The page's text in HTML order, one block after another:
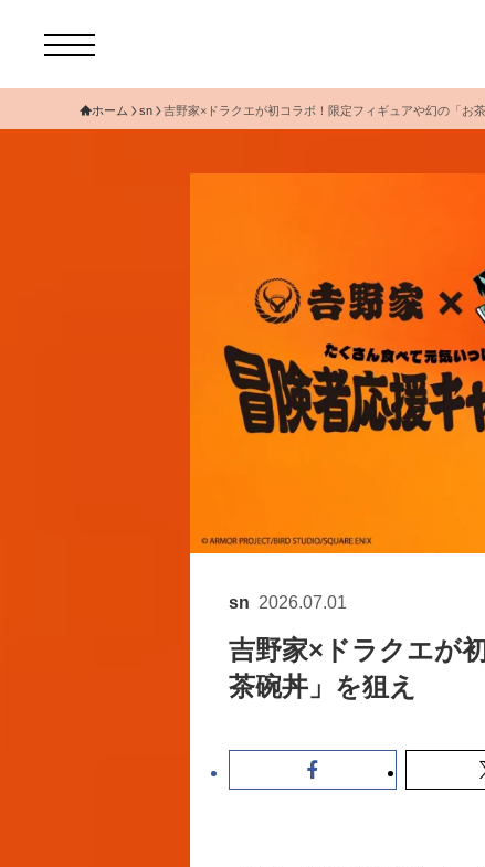
ホーム sn 吉野家×ドラクエが初コラボ！限定フィギュアや幻の「お
sn 2026.07.01
吉野家×ドラクエが
茶碗丼」を狙え